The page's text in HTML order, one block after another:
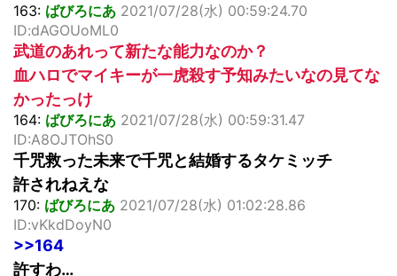
163: ばびろにあ 2021/07/28(水) 00:59:24.70
ID:dAGOUoML0
武道のあれって新たな能力なのか？
血ハロでマイキーが一虎殺す予知みたいなの見てな
かったっけ
164: ばびろにあ 2021/07/28(水) 00:59:31.47
ID:A8OJTOhS0
千咒救った未来で千咒と結婚するタケミッチ
許されねえな
170: ばびろにあ 2021/07/28(水) 01:02:28.86
ID:vKkdDoyN0
>>164
許すわ…